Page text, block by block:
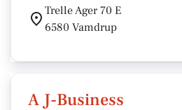
Trelle Ager 70 E
6580 Vamdrup
A J-Business